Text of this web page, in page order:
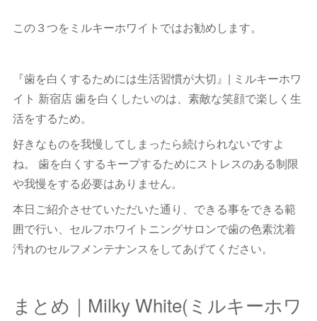
この３つをミルキーホワイトではお勧めします。
『歯を白くするためには生活習慣が大切』| ミルキーホワ
イト 新宿店 歯を白くしたいのは、素敵な笑顔で楽しく生
活をするため。
好きなものを我慢してしまったら続けられないですよ
ね。 歯を白くするキープするためにストレスのある制限
や我慢をする必要はありません。
本日ご紹介させていただいた通り、できる事をできる範
囲で行い、セルフホワイトニングサロンで歯の色素沈着
汚れのセルフメンテナンスをしてあげてください。
まとめ｜Milky White(ミルキーホワ